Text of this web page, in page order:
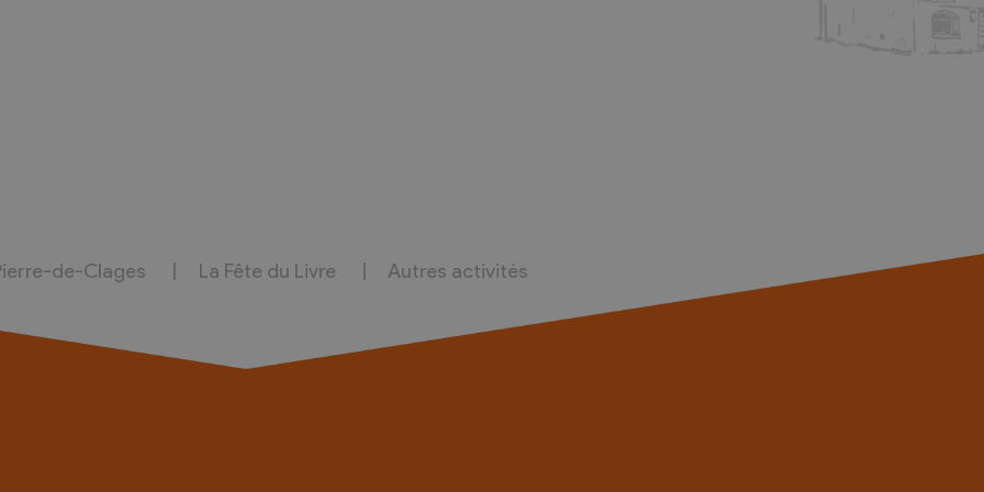
de-Clages La Fête du Livre Autres activités